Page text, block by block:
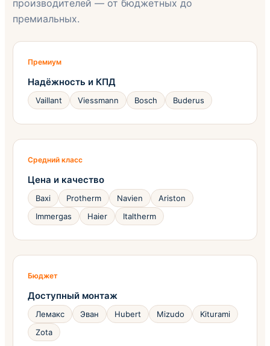
производителей — от бюджетных до
премиальных.
Премиум
Надёжность и КПД
Vaillant Viessmann Bosch Buderus
Средний класс
Цена и качество
Baxi Protherm Navien
Ariston
Immergas
Haier Italtherm
Бюджет
Доступный монтаж
Лемакс Эван Hubert Mizudo
Kiturami
Zota